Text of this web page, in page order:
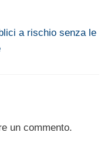
a rischio senza le
un commento.